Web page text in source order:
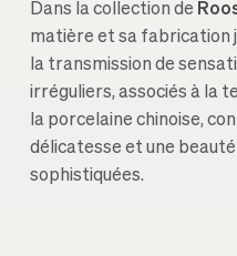
Dans la collection de
matière et sa fabrication
la transmission de
irréguliers, associés à la
la porcelaine chinoise,
délicatesse et une
sophistiquées.